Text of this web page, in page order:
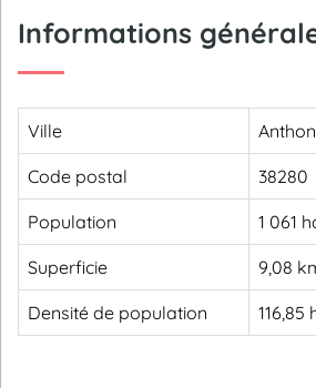
Informations
Ville Anthon
Code postal 38280
Population 1 061
Superficie 9,08
Densité de population